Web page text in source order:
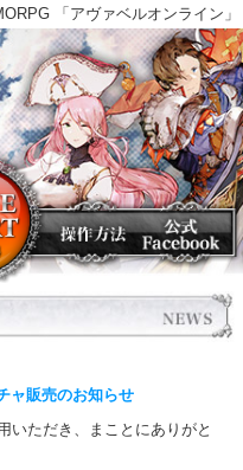
「アヴァベルオンラ
チャ販売のお知らせ
用いただき、まことにありが